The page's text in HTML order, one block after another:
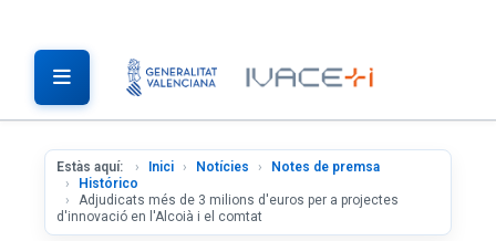
Estàs aquí: Inici Notícies
Notes de premsa
Histórico
Adjudicats més de 3 milions d'euros per a projectes
d'innovació en l'Alcoià i el comtat